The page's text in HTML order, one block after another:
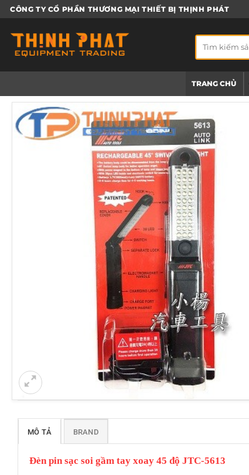
Bỏ
nội
dung
CÔNG TY CỔ PHẦN THƯƠNG MẠI THIẾT BỊ THỊNH PHÁT
kiếm:
TRANG CHỦ
MÔ TẢ BRAND
Đèn pin sạc soi gầm tay xoay 45 độ JTC-5613